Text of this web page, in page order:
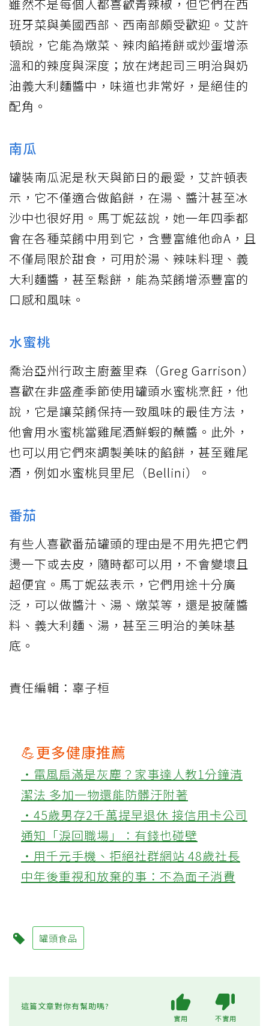
雖然不是每個人都喜歡青辣椒，但它們在西
班牙菜與美國西部、西南部頗受歡迎。艾許
頓說，它能為燉菜、辣肉餡捲餅或炒蛋增添
溫和的辣度與深度；放在烤起司三明治與奶
油義大利麵醬中，味道也非常好，是絕佳的
配角。
南瓜
罐裝南瓜泥是秋天與節日的最愛，艾許頓表
示，它不僅適合做餡餅，在湯、醬汁甚至冰
沙中也很好用。馬丁妮茲說，她一年四季都
會在各種菜餚中用到它，含豐富維他命A，且
不僅局限於甜食，可用於湯、辣味料理、義
大利麵醬，甚至鬆餅，能為菜餚增添豐富的
口感和風味。
水蜜桃
喬治亞州行政主廚蓋里森（Greg Garrison）
喜歡在非盛產季節使用罐頭水蜜桃烹飪，他
說，它是讓菜餚保持一致風味的最佳方法，
他會用水蜜桃當雞尾酒鮮蝦的蘸醬。此外，
也可以用它們來調製美味的餡餅，甚至雞尾
酒，例如水蜜桃貝里尼（Bellini）。
番茄
有些人喜歡番茄罐頭的理由是不用先把它們
燙一下或去皮，隨時都可以用，不會變壞且
超便宜。馬丁妮茲表示，它們用途十分廣
泛，可以做醬汁、湯、燉菜等，還是披薩醬
料、義大利麵、湯，甚至三明治的美味基
底。
責任編輯：辜子桓
💪更多健康推薦
‧電風扇滿是灰塵？家事達人教1分鐘清
潔法 多加一物還能防髒汙附著
‧45歲男存2千萬提早退休 接信用卡公司
通知「淚回職場」：有錢也碰壁
‧用千元手機、拒絕社群網站 48歲社長
中年後重視和放棄的事：不為面子消費
罐頭食品
這篇文章對你有幫助嗎?
實用 不實用